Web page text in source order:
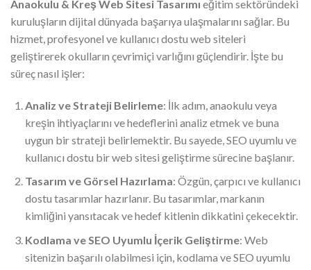
Anaokulu & Kreş Web Sitesi Tasarımı eğitim sektöründeki
kuruluşların dijital dünyada başarıya ulaşmalarını sağlar. Bu
hizmet, profesyonel ve kullanıcı dostu web siteleri
geliştirerek okulların çevrimiçi varlığını güçlendirir. İşte bu
süreç nasıl işler:
Analiz ve Strateji Belirleme: İlk adım, anaokulu veya
kreşin ihtiyaçlarını ve hedeflerini analiz etmek ve buna
uygun bir strateji belirlemektir. Bu sayede, SEO uyumlu ve
kullanıcı dostu bir web sitesi geliştirme sürecine başlanır.
Tasarım ve Görsel Hazırlama: Özgün, çarpıcı ve kullanıcı
dostu tasarımlar hazırlanır. Bu tasarımlar, markanın
kimliğini yansıtacak ve hedef kitlenin dikkatini çekecektir.
Kodlama ve SEO Uyumlu İçerik Geliştirme: Web
sitenizin başarılı olabilmesi için, kodlama ve SEO uyumlu